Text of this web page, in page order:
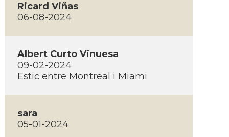
Ricard Viñas
06-08-2024
Albert Curto Vinuesa
09-02-2024
Estic entre Montreal i Miami
sara
05-01-2024